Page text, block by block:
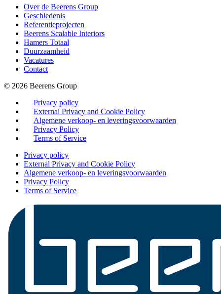
Over de Beerens Group
Geschiedenis
Referentieprojecten
Beerens Scalable Interiors
Hamers Totaal
Duurzaamheid
Vacatures
Contact
© 2026 Beerens Group
Privacy policy
External Privacy and Cookie Policy
Algemene verkoop- en leveringsvoorwaarden
Privacy Policy
Terms of Service
Privacy policy
External Privacy and Cookie Policy
Algemene verkoop- en leveringsvoorwaarden
Privacy Policy
Terms of Service